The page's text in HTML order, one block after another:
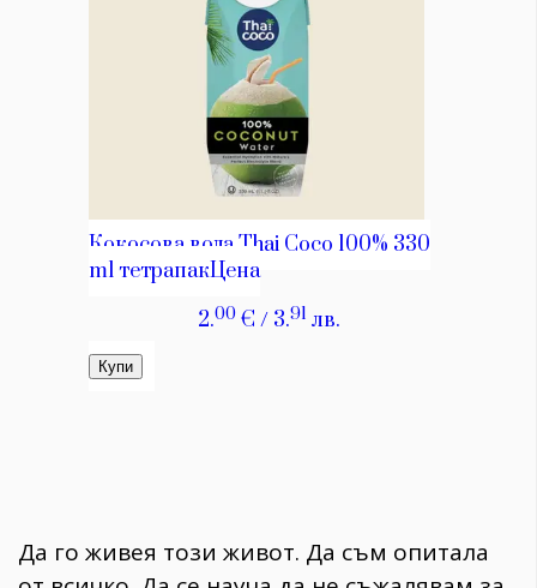
Да го живея този живот. Да съм опитала